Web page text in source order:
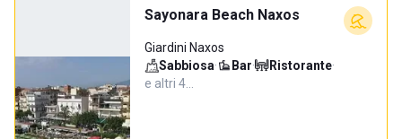
Sayonara Beach Naxos
Giardini Naxos
Sabbiosa· Bar· Ristorante·
e altri 4…